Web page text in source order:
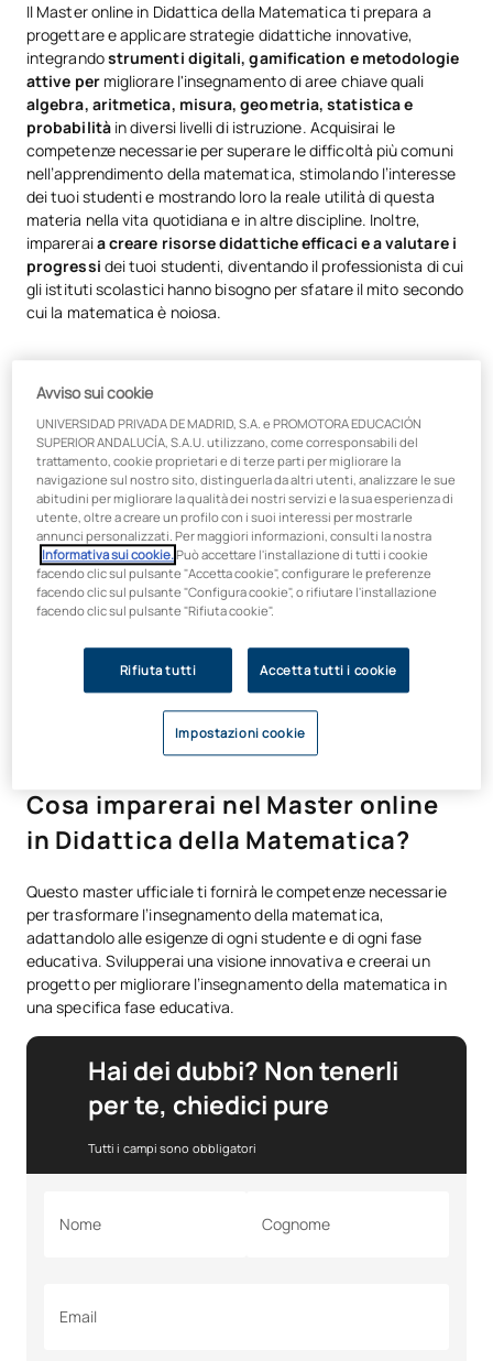
Il Master online in Didattica della Matematica ti prepara a
progettare e applicare strategie didattiche innovative,
integrandostrumenti digitali, gamification e metodologie
attive per migliorare l'insegnamento di aree chiave quali
algebra, aritmetica, misura, geometria, statistica e
probabilità in diversi livelli di istruzione. Acquisirai le
competenze necessarie per superare le difficoltà più comuni
nell’apprendimento della matematica, stimolando l’interesse
dei tuoi studenti e mostrando loro la reale utilità di questa
materia nella vita quotidiana e in altre discipline. Inoltre,
impareraia creare risorse didattiche efficaci e a valutare i
progressi dei tuoi studenti, diventando il professionista di cui
gli istituti scolastici hanno bisogno per sfatare il mito secondo
cui la matematica è noiosa.
Apprendimento pratico, flessibile
e basato sulla realtà professionale
Questo master ufficiale si basa su una metodologia pratica e
flessibile che si collega direttamente alle sfide del contesto
educativo reale. Attraversocasi di studio, progetti e
apprendimento collaborativo, gli studenti sviluppano
competenze che possono mettere immediatamente in
pratica nella loro attività didattica. Il nostro approccio
promuove una cultura di co-creazione e collaborazione,
favorendo l’apprendimento esperienziale. Inoltre, la flessibilità
del formato online ti permette di conciliare la tua
formazione con la tua vita professionale, garantendo un
percorso di apprendimento su misura per le tue esigenze.
Cosa imparerai nel Master online
in Didattica della Matematica?
Questo master ufficiale ti fornirà le competenze necessarie
per trasformare l’insegnamento della matematica,
adattandolo alle esigenze di ogni studente e di ogni fase
educativa. Svilupperai una visione innovativa e creerai un
progetto per migliorare l’insegnamento della matematica in
una specifica fase educativa.
Hai dei dubbi? Non tenerli
per te, chiedici pure
Tutti i campi sono obbligatori
Nome Cognome
Email
Avviso sui cookie
UNIVERSIDAD PRIVADA DE MADRID, S.A. e PROMOTORA EDUCACIÓN
SUPERIOR ANDALUCÍA, S.A.U. utilizzano, come corresponsabili del
trattamento, cookie proprietari e di terze parti per migliorare la
navigazione sul nostro sito, distinguerla da altri utenti, analizzare le sue
abitudini per migliorare la qualità dei nostri servizi e la sua esperienza di
utente, oltre a creare un profilo con i suoi interessi per mostrarle
annunci personalizzati. Per maggiori informazioni, consulti la nostra
Informativa sui cookie.Può accettare l'installazione di tutti i cookie
facendo clic sul pulsante "Accetta cookie", configurare le preferenze
facendo clic sul pulsante "Configura cookie", o rifiutare l'installazione
facendo clic sul pulsante "Rifiuta cookie".
Rifiuta tutti Accetta tutti i cookie
Impostazioni cookie